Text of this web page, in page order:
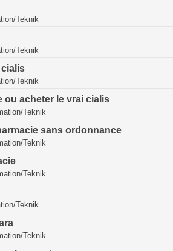
Teknik
Teknik
Teknik
ou acheter le vrai cialis
Teknik
sans ordonnance
Teknik
Teknik
Teknik
Teknik